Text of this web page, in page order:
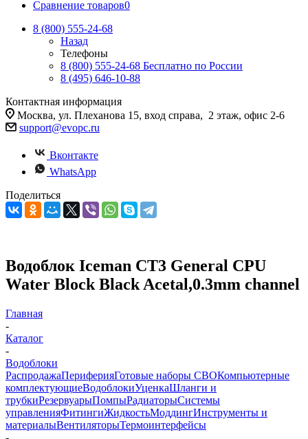
Сравнение товаров0
8 (800) 555-24-68
Назад
Телефоны
8 (800) 555-24-68 Бесплатно по России
8 (495) 646-10-88
Контактная информация
Москва, ул. Плеханова 15, вход справа, 2 этаж, офис 2-6
support@evopc.ru
Вконтакте
WhatsApp
Поделиться
Водоблок Iceman CT3 General CPU
Water Block Black Acetal,0.3mm channel
Главная
-
Каталог
-
Водоблоки
РаспродажаПериферияГотовые наборы СВОКомпьютерные
комплектующиеВодоблокиУценкаШланги и
трубкиРезервуарыПомпыРадиаторыСистемы
управленияФитингиЖидкостьМоддингИнструменты и
материалыВентиляторыТермоинтерфейсы